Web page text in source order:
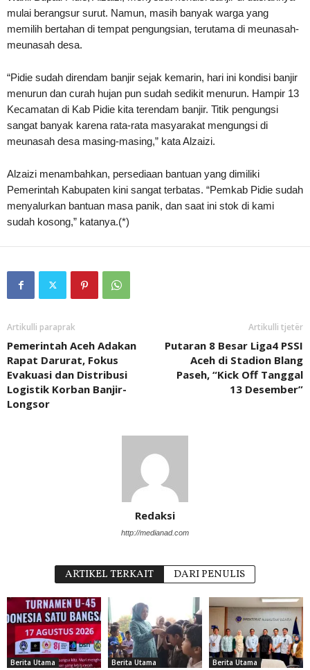
mulai berangsur surut. Namun, masih banyak warga yang
memilih bertahan di tempat pengungsian, terutama di meunasah-
meunasah desa.
“Pidie sudah direndam banjir sejak kemarin, hari ini kondisi banjir
menurun dan curah hujan pun sudah sedikit menurun. Hampir 13
Kecamatan di Kab Pidie kita terendam banjir. Titik pengungsi
sangat banyak karena rata-rata masyarakat mengungsi di
meunasah desa masing-masing,” kata Alzaizi.
Alzaizi menambahkan, persediaan bantuan yang dimiliki
Pemerintah Kabupaten kini sangat terbatas. “Pemkab Pidie sudah
menyalurkan bantuan masa panik, dan saat ini stok di kami
sudah kosong,” katanya.(*)
Artikulli paraprak
Pemerintah Aceh Adakan
Rapat Darurat, Fokus
Evakuasi dan Distribusi
Logistik Korban Banjir-
Longsor
Artikulli tjetër
Putaran 8 Besar Liga4 PSSI
Aceh di Stadion Blang
Paseh, “Kick Off Tanggal
13 Desember”
Redaksi
http://medianad.com
ARTIKEL TERKAIT DARI PENULIS
Berita Utama Berita Utama Berita Utama